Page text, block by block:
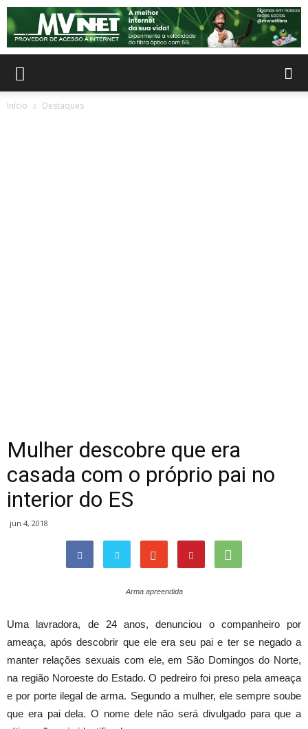
Início Destaques
Mulher descobre que era
casada com o próprio pai no
interior do ES
jun 4, 2018
Arma apreendida
Uma lavradora, de 24 anos, denunciou o companheiro por
ameaça, após descobrir que ele era seu pai e ter se negado a
manter relações sexuais com ele, em São Domingos do Norte,
na região Noroeste do Estado. O pedreiro foi preso pela ameaça
e por porte ilegal de arma. Segundo a mulher, ele sempre soube
que era pai dela. O nome dele não será divulgado para que a